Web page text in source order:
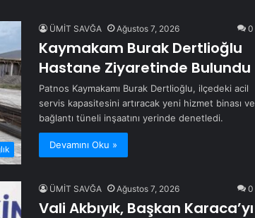
ÜMİT SAVĞA Ağustos 7, 2026 0
Kaymakam Burak Dertlioğlu
Hastane Ziyaretinde Bulundu
Patnos Kaymakamı Burak Dertlioğlu, ilçedeki acil
servis kapasitesini artıracak yeni hizmet binası ve
bağlantı tüneli inşaatını yerinde denetledi.
Devamını Oku »
ÜMİT SAVĞA Ağustos 7, 2026 0
Vali Akbıyık, Başkan Karaca’yı